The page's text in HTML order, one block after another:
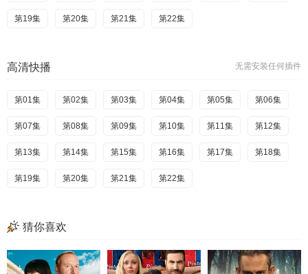
第19集 第20集 第21集 第22集
无需安装任何插件
高清快播
第01集 第02集 第03集 第04集 第05集 第06集
第07集 第08集 第09集 第10集 第11集 第12集
第13集 第14集 第15集 第16集 第17集 第18集
第19集 第20集 第21集 第22集
猜你喜欢